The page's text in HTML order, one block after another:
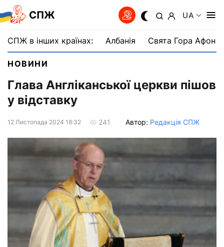
СПЖ UA
СПЖ в інших країнах: Албанія Свята Гора Афон
НОВИНИ
Глава Англіканської церкви пішов
у відставку
12 Листопада 2024 18:32 241 Автор: Редакція СПЖ